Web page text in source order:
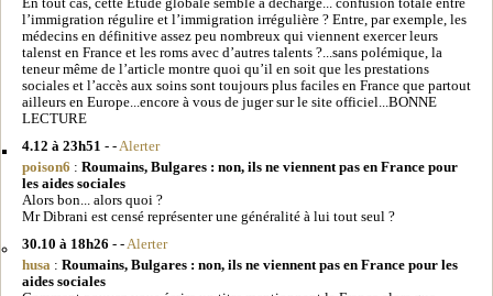
l’immigration régulire et l’immigration irrégulière ? Entre, par exemple, les
médecins en définitive assez peu nombreux qui viennent exercer leurs
talenst en France et les roms avec d’autres talents ?...sans polémique, la
teneur même de l’article montre quoi qu’il en soit que les prestations
sociales et l’accès aux soins sont toujours plus faciles en France que partout
ailleurs en Europe...encore à vous de juger sur le site officiel...BONNE
LECTURE
4.12 à 23h51 - - Alerter
poison6 : Roumains, Bulgares : non, ils ne viennent pas en France pour
les aides sociales
Alors bon... alors quoi ?
Mr Dibrani est censé représenter une généralité à lui tout seul ?
30.10 à 18h26 - - Alerter
husa : Roumains, Bulgares : non, ils ne viennent pas en France pour les
aides sociales